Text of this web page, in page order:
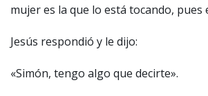
mujer es la que lo está tocando, pues
Jesús respondió y le dijo:
«Simón, tengo algo que decirte».